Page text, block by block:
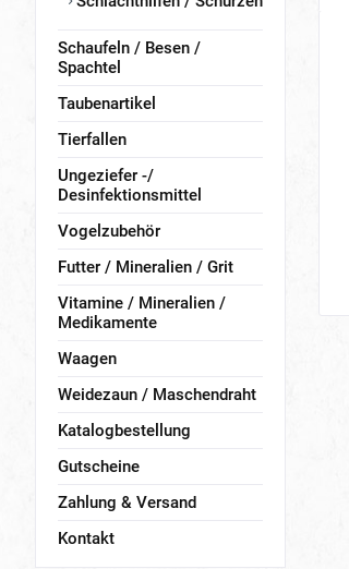
Schaufeln / Besen /
Spachtel
Taubenartikel
Tierfallen
Ungeziefer -/
Desinfektionsmittel
Vogelzubehör
Futter / Mineralien / Grit
Vitamine / Mineralien /
Medikamente
Waagen
Weidezaun / Maschendraht
Katalogbestellung
Gutscheine
Zahlung & Versand
Kontakt